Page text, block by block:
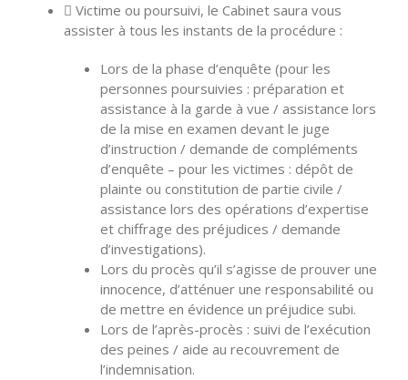
Victime ou poursuivi, le Cabinet saura vous
assister à tous les instants de la procédure :
Lors de la phase d’enquête (pour les
personnes poursuivies : préparation et
assistance à la garde à vue / assistance lors
de la mise en examen devant le juge
d’instruction / demande de compléments
d’enquête – pour les victimes : dépôt de
plainte ou constitution de partie civile /
assistance lors des opérations d’expertise
et chiffrage des préjudices / demande
d’investigations).
Lors du procès qu’il s’agisse de prouver une
innocence, d’atténuer une responsabilité ou
de mettre en évidence un préjudice subi.
Lors de l’après-procès : suivi de l’exécution
des peines / aide au recouvrement de
l’indemnisation.